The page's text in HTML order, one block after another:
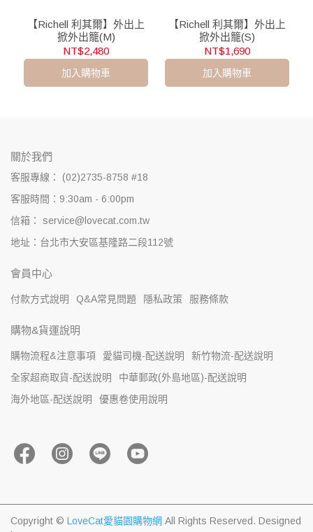
【Richell 利其爾】外出上
掀外出籠(M)
NT$2,480
加入購物車
【Richell 利其爾】外出上
掀外出籠(S)
NT$1,690
加入購物車
關於我們
客服專線： (02)2735-8758 #18
客服時間：9:30am - 6:00pm
信箱： service@lovecat.com.tw
地址：台北市大安區基隆路二段112號
會員中心
付款方式說明 Q&A常見問題 隱私政策 服務條款
購物&貨運說明
購物流程&注意事項 愛貓司機-配送說明
新竹物流-配送說明
全家超商取貨-配送說明
中華郵政(外島地區)-配送說明
海外地區-配送說明
優惠卷使用說明
Copyright © LoveCat愛貓園購物網 All Rights Reserved. Designed